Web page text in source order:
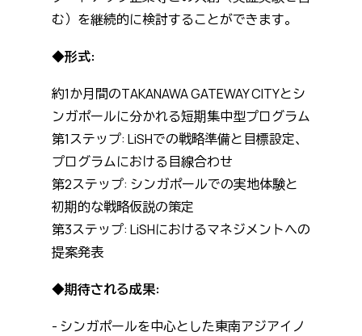
む）を継続的に検討することができます。
◆形式:
約1か月間のTAKANAWA GATEWAY CITYとシ
ンガポールに分かれる短期集中型プログラム
第1ステップ: LiSHでの戦略準備と目標設定、
プログラムにおける目線合わせ
第2ステップ: シンガポールでの実地体験と
初期的な戦略仮説の策定
第3ステップ: LiSHにおけるマネジメントへの
提案発表
◆期待される成果:
- シンガポールを中心とした東南アジアイノ